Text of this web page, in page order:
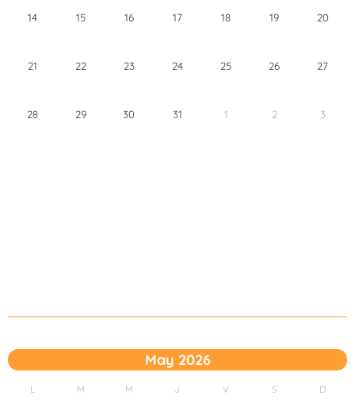
14 15 16 17 18 19 20
21 22 23 24 25 26 27
28 29 30 31 1 2 3
May 2026
L M M J V S D